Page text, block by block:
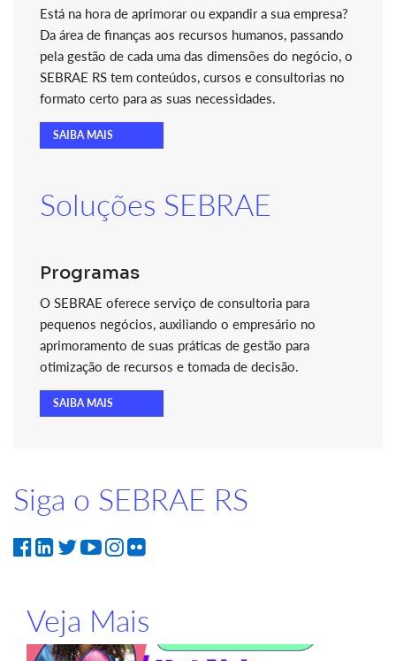
Está na hora de aprimorar ou expandir a sua empresa?
Da área de finanças aos recursos humanos, passando
pela gestão de cada uma das dimensões do negócio, o
SEBRAE RS tem conteúdos, cursos e consultorias no
formato certo para as suas necessidades.
SAIBA MAIS
Soluções SEBRAE
Programas
O SEBRAE oferece serviço de consultoria para
pequenos negócios, auxiliando o empresário no
aprimoramento de suas práticas de gestão para
otimização de recursos e tomada de decisão.
SAIBA MAIS
Siga o SEBRAE RS
Veja Mais